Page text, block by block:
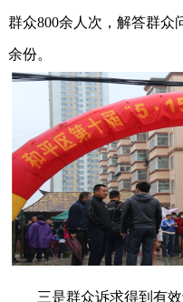
群众800余人次，解答群众
余份。
三是群众诉求得到有效